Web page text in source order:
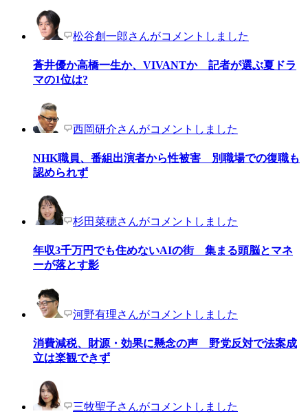
松谷創一郎さんがコメントしました
蒼井優か高橋一生か、VIVANTか 記者が選ぶ夏ドラ
マの1位は?
西岡研介さんがコメントしました
NHK職員、番組出演者から性被害 別職場での復職も
認められず
杉田菜穂さんがコメントしました
年収3千万円でも住めないAIの街 集まる頭脳とマネ
ーが落とす影
河野有理さんがコメントしました
消費減税、財源・効果に懸念の声 野党反対で法案成
立は楽観できず
三牧聖子さんがコメントしました